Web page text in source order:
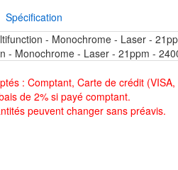
Spécification
- Monochrome - Laser -
- Monochrome - Laser - 21ppm -
: Comptant, Carte de crédit
de 2% si payé comptant.
peuvent changer sans préavis.